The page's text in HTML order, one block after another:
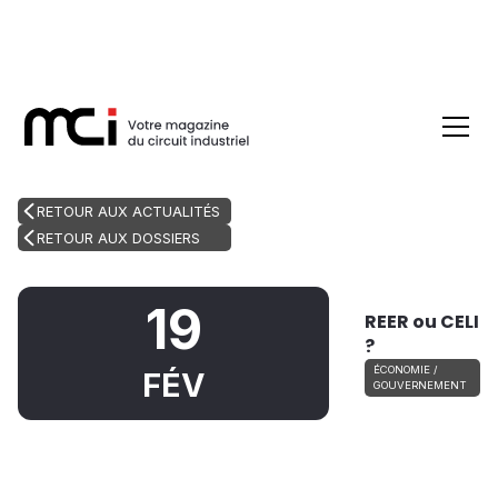
RETOUR AUX ACTUALITÉS
RETOUR AUX DOSSIERS
19
FÉV
REER ou CELI
?
ÉCONOMIE /
GOUVERNEMENT